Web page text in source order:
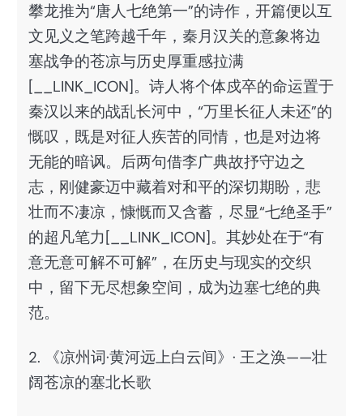
攀龙推为“唐人七绝第一”的诗作，开篇便以互
文见义之笔跨越千年，秦月汉关的意象将边
塞战争的苍凉与历史厚重感拉满
[__LINK_ICON]。诗人将个体戍卒的命运置于
秦汉以来的战乱长河中，“万里长征人未还”的
慨叹，既是对征人疾苦的同情，也是对边将
无能的暗讽。后两句借李广典故抒守边之
志，刚健豪迈中藏着对和平的深切期盼，悲
壮而不凄凉，慷慨而又含蓄，尽显“七绝圣手”
的超凡笔力[__LINK_ICON]。其妙处在于“有
意无意可解不可解”，在历史与现实的交织
中，留下无尽想象空间，成为边塞七绝的典
范。
2. 《凉州词·黄河远上白云间》· 王之涣——壮
阔苍凉的塞北长歌